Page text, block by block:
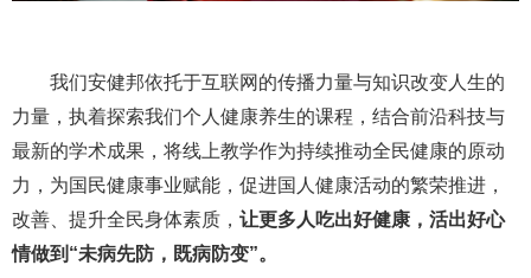
我们安健邦依托于互联网的传播力量与知识改变人生的
力量，执着探索我们个人健康养生的课程，结合前沿科技与
最新的学术成果，将线上教学作为持续推动全民健康的原动
力，为国民健康事业赋能，促进国人健康活动的繁荣推进，
改善、提升全民身体素质， 让更多人吃出好健康，活出好心
情做到“未病先防，既病防变”。